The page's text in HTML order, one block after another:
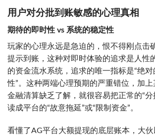
用户对分批到账敏感的心理真相
期待的即时性 vs 系统的稳定性
玩家的心理永远是急迫的，恨不得刚点击
提示到账，这种对即时体验的追求是人性
的资金流水系统，追求的唯一指标是“绝
性”。这种两端心理预期的严重错位，加
金融清算缺乏了解，就很容易把正常的“分
读成平台的“故意拖延”或“限制资金”。
看懂了AG平台大额提现的底层账本，大伙